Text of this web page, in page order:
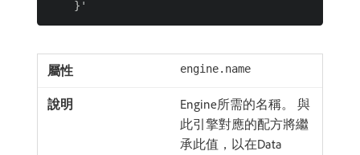
engine.name
Engine所需的名稱。 與
此引擎對應的配方將繼
承此值，以在Data